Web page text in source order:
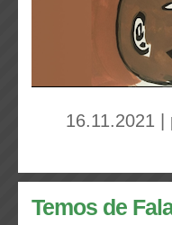
16.11.2021 |
Temos de